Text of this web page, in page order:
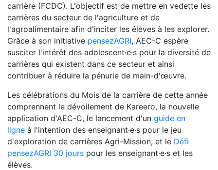
carrière (FCDC). L'objectif est de mettre en vedette les
carrières du secteur de l'agriculture et de
l'agroalimentaire afin d'inciter les élèves à les explorer.
Grâce à son initiative pensezAGRI, AEC-C espère
susciter l'intérêt des adolescent·e·s pour la diversité de
carrières qui existent dans ce secteur et ainsi
contribuer à réduire la pénurie de main-d'œuvre.
Les célébrations du Mois de la carrière de cette année
comprennent le dévoilement de Kareero, la nouvelle
application d'AEC-C, le lancement d'un guide en
ligne à l'intention des enseignant·e·s pour le jeu
d'exploration de carrières Agri-Mission, et le Défi
pensezAGRI 30 jours pour les enseignant·e·s et les
élèves.